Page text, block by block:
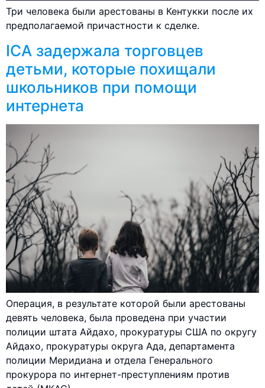
Три человека были арестованы в Кентукки после их
предполагаемой причастности к сделке.
ICA задержала торговцев
детьми, которые похищали
школьников при помощи
интернета
Операция, в результате которой были арестованы
девять человека, была проведена при участии
полиции штата Айдахо, прокуратуры США по округу
Айдахо, прокуратуры округа Ада, департамента
полиции Меридиана и отдела Генерального
прокурора по интернет-преступлениям против